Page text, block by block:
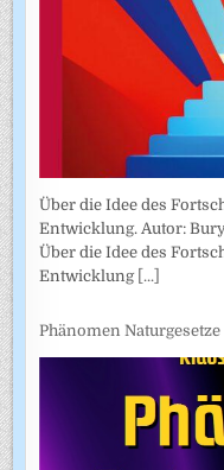
Über die Idee des
Entwicklung. Autor:
Über die Idee des
Entwicklung [...]
Phänomen Naturgesetze